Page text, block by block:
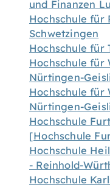
und Finanzen
Hochschule für
Schwetzingen
Hochschule für
Hochschule für
Nürtingen-
Hochschule für
Nürtingen-
Hochschule
[Hochschule
Hochschule
- Reinhold-
Hochschule